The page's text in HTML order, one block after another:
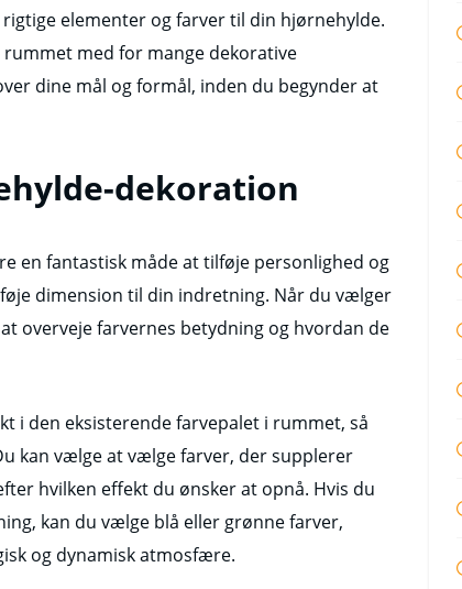
elementer og farver til din hjørnehylde.
med for mange dekorative
dine mål og formål, inden du begynder at
dekoration
en fantastisk måde at tilføje personlighed og
dimension til din indretning. Når du vælger
overveje farvernes betydning og hvordan de
i den eksisterende farvepalet i rummet, så
kan vælge at vælge farver, der supplerer
hvilken effekt du ønsker at opnå. Hvis du
kan du vælge blå eller grønne farver,
og dynamisk atmosfære.